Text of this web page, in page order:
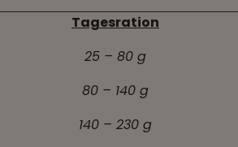
Tagesration
25 – 80 g
80 – 140 g
140 – 230 g